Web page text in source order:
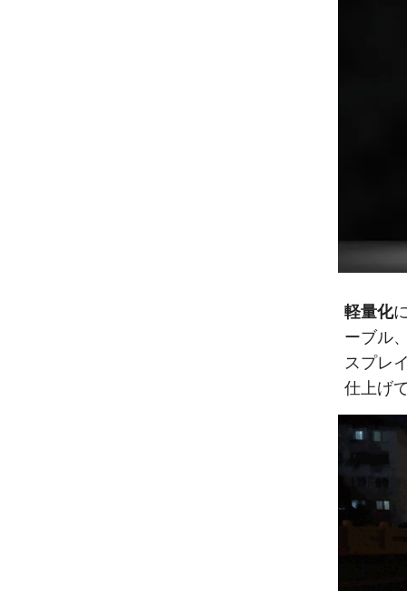
軽量化
ーブル
スプレ
仕上げ